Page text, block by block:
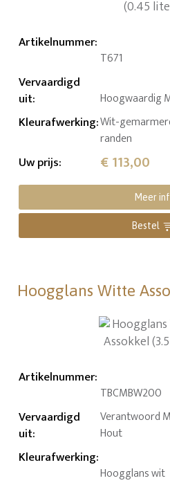
Artikelnummer:
T671
Vervaardigd
uit: Hoogwaardig
Kleurafwerking:Wit-
randen
Uw prijs: € 113,00
Meer
Bestel
Hoogglans Witte
Artikelnummer:
TBCMBW200
Vervaardigd
uit:
Verantwoord
Hout
Kleurafwerking:
Hoogglans wit